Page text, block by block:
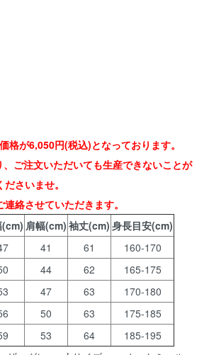
格が6,050円(税込)となっております。
ご注文いただいても生産できないことが
さいませ。
絡させていただきます。
肩幅(cm) 袖丈(cm) 身長目安(cm)
41 61
160-170
44 62
165-175
47 63
170-180
50 63
175-185
53 64
185-195